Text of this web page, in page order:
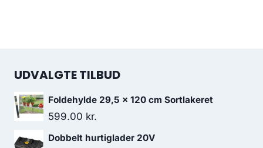
UDVALGTE TILBUD
Foldehylde 29,5 x 120 cm Sortlakeret
599.00 kr.
Dobbelt hurtiglader 20V